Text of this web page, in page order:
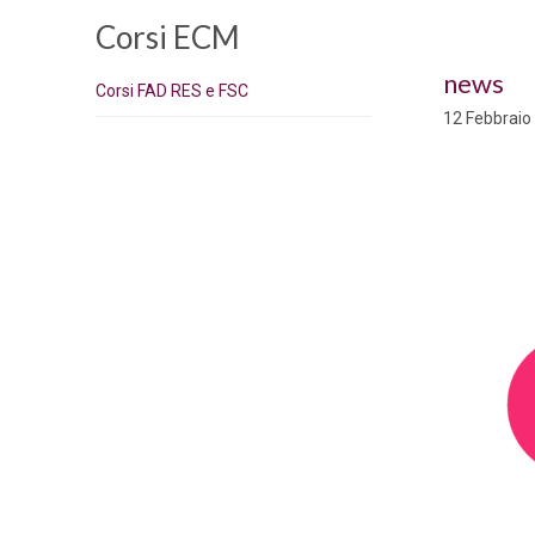
news
12
Corsi ECM
Corsi FAD RES e FSC